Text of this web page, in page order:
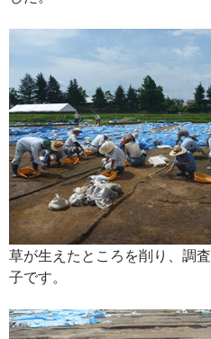
草が生えたところを削り、調
子です。